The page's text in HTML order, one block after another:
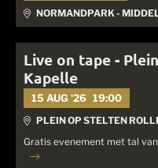
NORMANDPARK -
Live on tape -
Kapelle
15 AUG '26 19:00
PLEIN OP STELTEN
Gratis evenement met tal